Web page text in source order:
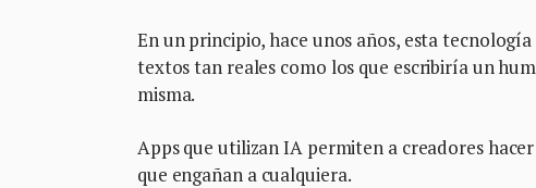
En un principio, hace unos años, esta
textos tan reales como los que escribiría un
misma.
Apps que utilizan IA permiten a creadores
que engañan a cualquiera.